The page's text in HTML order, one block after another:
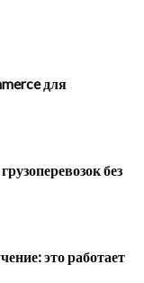
для
без
это работает